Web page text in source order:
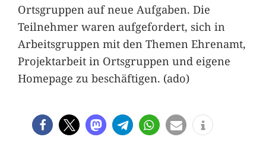
Ortsgruppen auf neue Aufgaben. Die
Teilnehmer waren aufgefordert, sich in
Arbeitsgruppen mit den Themen Ehrenamt,
Projektarbeit in Ortsgruppen und eigene
Homepage zu beschäftigen. (ado)